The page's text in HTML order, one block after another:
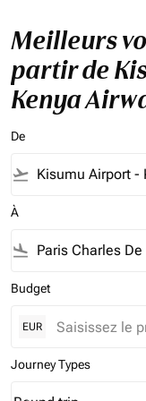
Meilleurs
partir de
Kenya
De
flight_takeoff
À
flight_land
Budget
EUR
Journey Types